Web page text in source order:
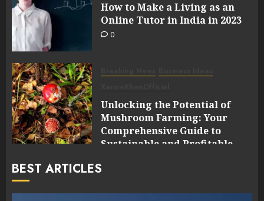
How to Make a Living as an
Online Tutor in India in 2023
0
Unlocking the Potential of
Mushroom Farming: Your
Comprehensive Guide to
Sustainable and Profitable
BEST ARTICLES